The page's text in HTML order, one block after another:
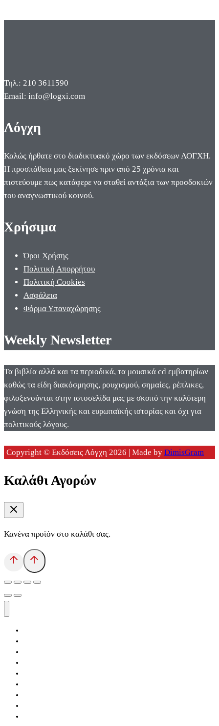
Τηλ.: 210 3611590
Email: info@logxi.com
Λόγχη
Καλώς ήρθατε στο διαδικτυακό χώρο των εκδόσεων ΛΟΓΧΗ.
Η προσπάθεια μας ξεκίνησε πριν από 25 χρόνια και
πιστεύουμε πως κατάφερε να σταθεί αντάξια των προσδοκιών
του αναγνωστικού κοινού.
Χρήσιμα
Όροι Χρήσης
Πολιτική Απορρήτου
Πολιτική Cookies
Ασφάλεια
Φόρμα Υπαναχώρησης
Weekly Newsletter
Τα βιβλία αλλά και τα περιοδικά, τα μουσικά cd εμβατηρίων
καθώς τα είδη διακόσμησης, ρουχισμού, σημαίες, ρέπλικες,
φιλοξενούνται στην ιστοσελίδα μας με σκοπό την καλύτερη
γνώση της Ελληνικής και ευρωπαϊκής ιστορίας και όχι για
πολιτικούς λόγους.
Copyright © Εκδόσεις Λόγχη 2026 | Made by DimisGram
Καλάθι Αγορών
Κανένα προϊόν στο καλάθι σας.